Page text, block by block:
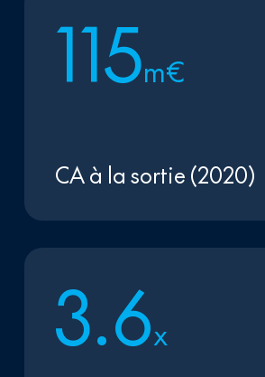
115m€
CA à la sortie (2020)
3.6x